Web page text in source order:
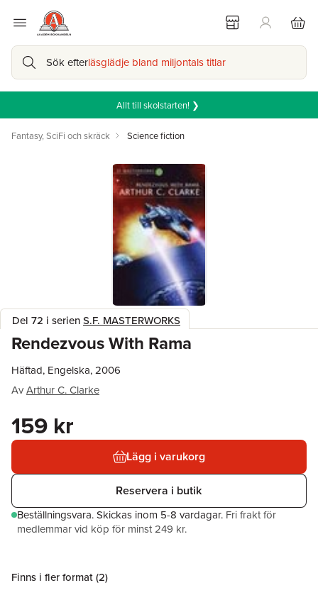
Sök efterläsglädje bland miljontals titlar
Allt till skolstarten! ❯
Fantasy, SciFi och skräck Science fiction
Del 72 i serienS.F. MASTERWORKS
Rendezvous With Rama
Häftad, Engelska, 2006
AvArthur C. Clarke
159 kr
Lägg i varukorg
Reservera i butik
Beställningsvara.Skickas inom 5-8 vardagar. Fri frakt för
medlemmar vid köp för minst 249 kr.
Finns i fler format (2)